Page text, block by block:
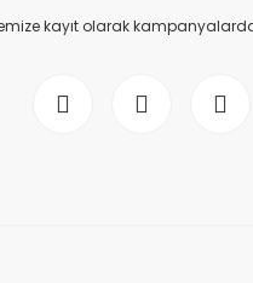
kayıt olarak